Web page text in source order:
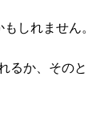
しれません。
るか、そのと